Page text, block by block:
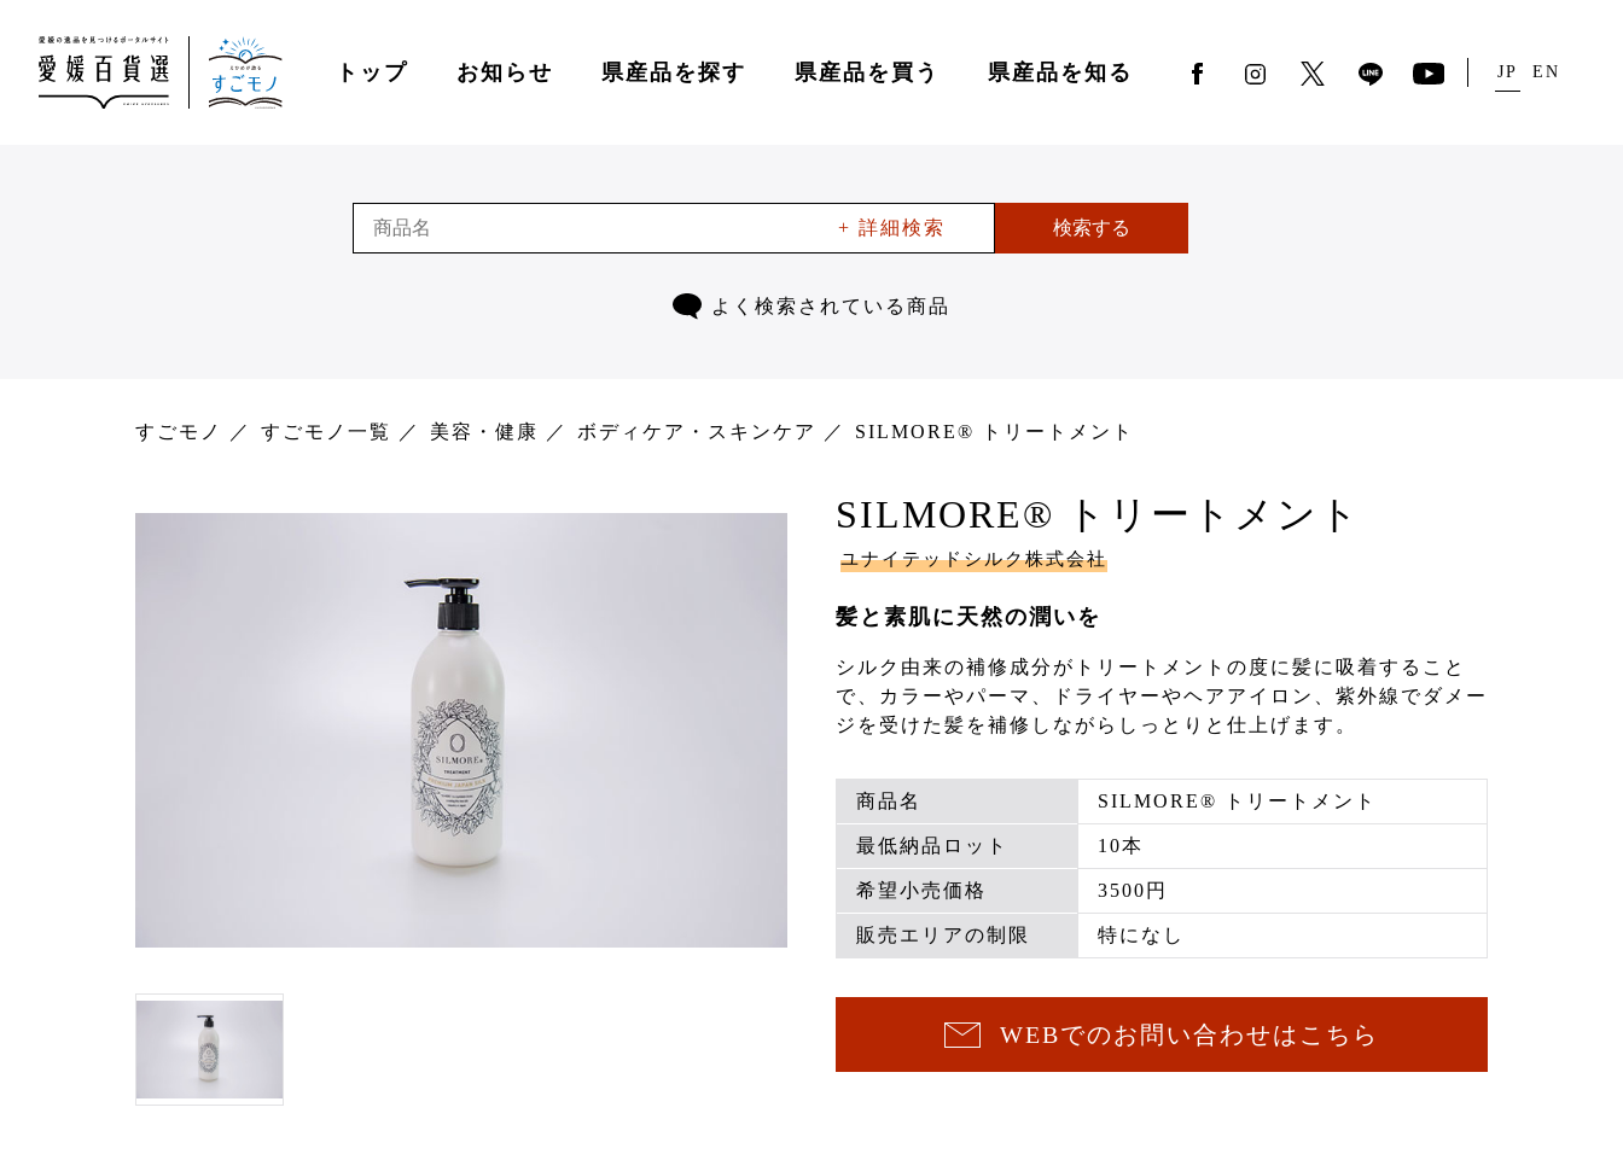
トップ お知らせ 県産品を探す 県産品を買う 県産品を知る JP EN
+ 詳細検索 検索する
よく検索されている商品
すごモノ すごモノ一覧 美容・健康 ボディケア・スキンケア SILMORE® トリートメント
SILMORE® トリートメント
ユナイテッドシルク株式会社
髪と素肌に天然の潤いを
シルク由来の補修成分がトリートメントの度に髪に吸着すること
で、カラーやパーマ、ドライヤーやヘアアイロン、紫外線でダメー
ジを受けた髪を補修しながらしっとりと仕上げます。
商品名 SILMORE® トリートメント
最低納品ロット 10本
希望小売価格 3500円
販売エリアの制限 特になし
WEBでのお問い合わせはこちら